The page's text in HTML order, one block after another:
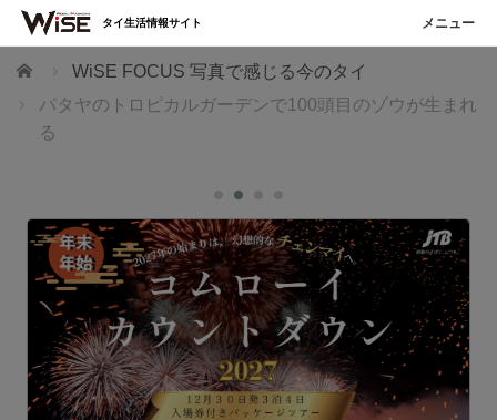
ホーム
WiSE FOCUS 写真で感じる今のタイ
パタヤのトロピカルガーデンで100頭目のゾウが生まれ
る
タイ生活情報サイト